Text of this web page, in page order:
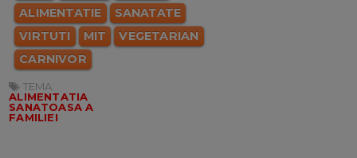
ALIMENTATIE
SANATATE
VIRTUTI
MIT
VEGETARIAN
CARNIVOR
TEMA:
ALIMENTATIA
SANATOASA A
FAMILIEI